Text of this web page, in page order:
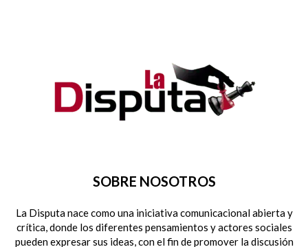
SOBRE NOSOTROS
La Disputa nace como una iniciativa comunicacional abierta y
crítica, donde los diferentes pensamientos y actores sociales
pueden expresar sus ideas, con el fin de promover la discusión